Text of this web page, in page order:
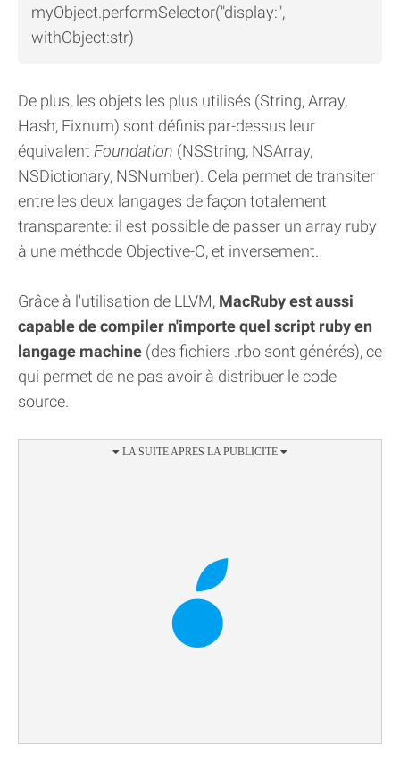
myObject.performSelector("display:",
withObject:str)
De plus, les objets les plus utilisés (String, Array,
Hash, Fixnum) sont définis par-dessus leur
équivalent Foundation (NSString, NSArray,
NSDictionary, NSNumber). Cela permet de transiter
entre les deux langages de façon totalement
transparente: il est possible de passer un array ruby
à une méthode Objective-C, et inversement.
Grâce à l'utilisation de LLVM, MacRuby est aussi
capable de compiler n'importe quel script ruby en
langage machine (des fichiers .rbo sont générés), ce
qui permet de ne pas avoir à distribuer le code
source.